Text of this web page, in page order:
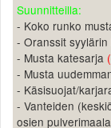
Suunnitteilla:
- Koko runko
- Oranssit syylärin
- Musta katesarja
- Musta
- Käsisuojat/
- Vanteiden
osien